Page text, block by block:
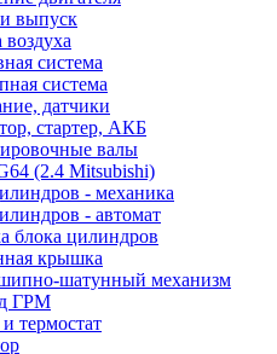
выпуск
система
система
датчики
стартер, АКБ
валы
(2.4 Mitsubishi)
- механика
- автомат
блока цилиндров
крышка
шатунный механизм
ГРМ
термостат